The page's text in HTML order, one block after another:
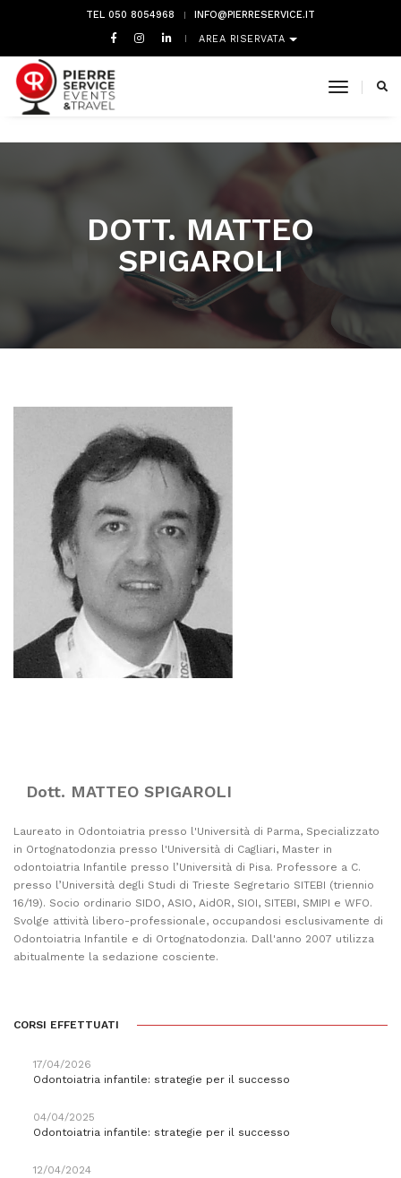
TEL 050 8054968 INFO@PIERRESERVICE.IT
AREA RISERVATA
toggle
DOTT. MATTEO
SPIGAROLI
Dott. MATTEO SPIGAROLI
Laureato in Odontoiatria presso l'Università di Parma, Specializzato
in Ortognatodonzia presso l'Università di Cagliari, Master in
odontoiatria Infantile presso l’Università di Pisa. Professore a C.
presso l’Università degli Studi di Trieste Segretario SITEBI (triennio
16/19). Socio ordinario SIDO, ASIO, AidOR, SIOI, SITEBI, SMIPI e WFO.
Svolge attività libero-professionale, occupandosi esclusivamente di
Odontoiatria Infantile e di Ortognatodonzia. Dall'anno 2007 utilizza
abitualmente la sedazione cosciente.
CORSI EFFETTUATI
17/04/2026
Odontoiatria infantile: strategie per il successo
04/04/2025
Odontoiatria infantile: strategie per il successo
12/04/2024